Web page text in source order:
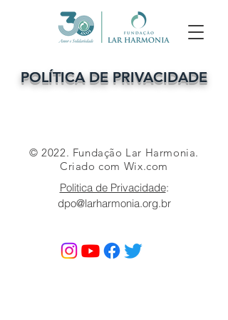
POLÍTICA DE PRIVACIDADE
© 2022. Fundação Lar Harmonia.
Criado com Wix.com
Politica de Privacidade:
dpo@larharmonia.org.br